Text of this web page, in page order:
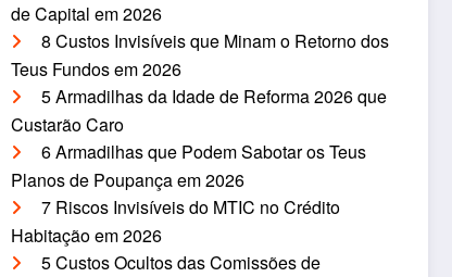
de Capital em 2026
8 Custos Invisíveis que Minam o Retorno dos
Teus Fundos em 2026
5 Armadilhas da Idade de Reforma 2026 que
Custarão Caro
6 Armadilhas que Podem Sabotar os Teus
Planos de Poupança em 2026
7 Riscos Invisíveis do MTIC no Crédito
Habitação em 2026
5 Custos Ocultos das Comissões de